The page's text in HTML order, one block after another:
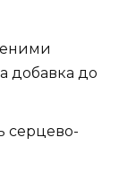
добавка до
серцево-